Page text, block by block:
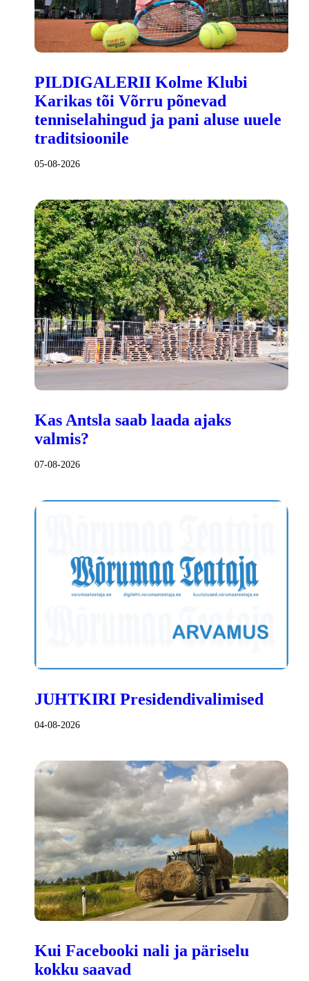
PILDIGALERII Kolme Klubi
Karikas tõi Võrru põnevad
tenniselahingud ja pani aluse uuele
traditsioonile
05-08-2026
Kas Antsla saab laada ajaks
valmis?
07-08-2026
JUHTKIRI Presidendivalimised
04-08-2026
Kui Facebooki nali ja päriselu
kokku saavad